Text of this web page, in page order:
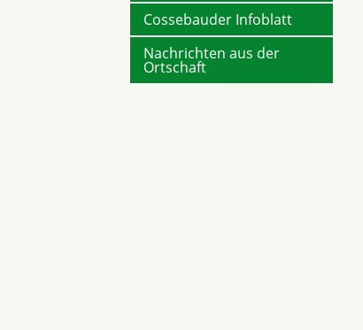
Cossebauder Infoblatt
Nachrichten aus der
Ortschaft